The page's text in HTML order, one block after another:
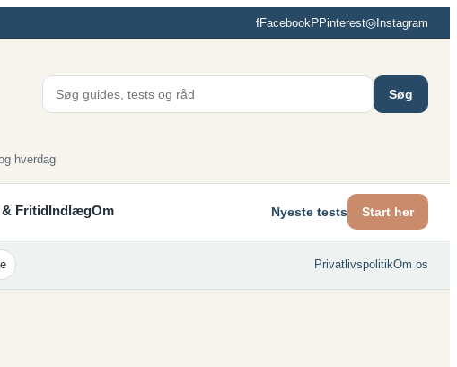
fFacebookPPinterest◎Instagram
Søg
hverdag
FritidIndlægOm Nyeste tests Start her
PrivatlivspolitikOm os